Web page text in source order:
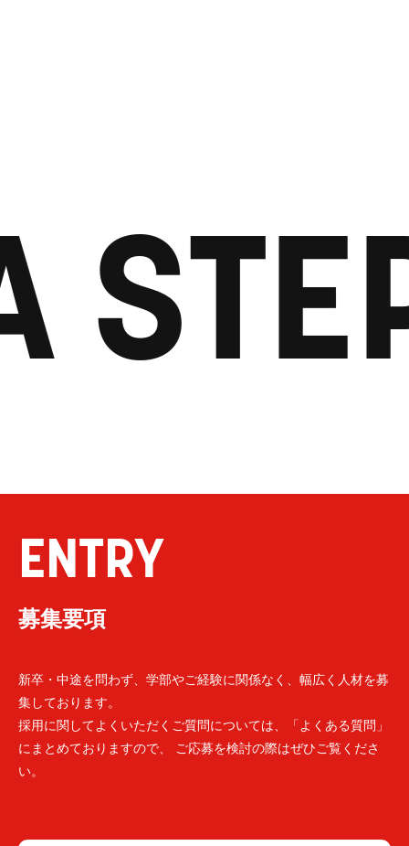
ENTRY
募集要項
新卒・中途を問わず、学部やご経験に関係なく、幅広く人材を募
集しております。
採用に関してよくいただくご質問については、「よくある質問」
にまとめておりますので、 ご応募を検討の際はぜひご覧くださ
い。